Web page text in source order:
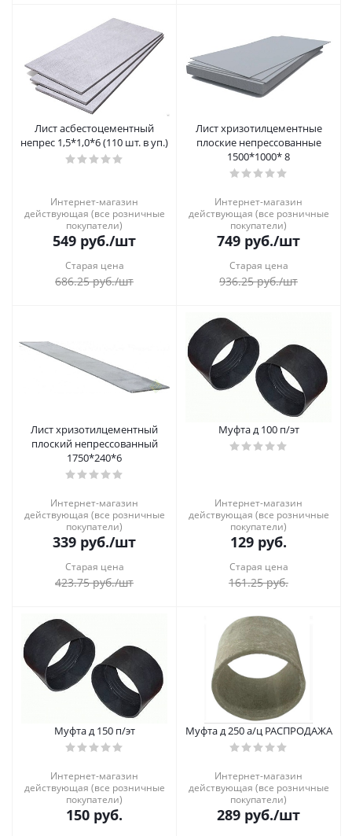
Лист асбестоцементный
непрес 1,5*1,0*6 (110 шт. в уп.)
Интернет-магазин
действующая (все розничные
покупатели)
549 руб./шт
Старая цена
686.25руб./шт
Лист хризотилцементные
плоские непрессованные
1500*1000* 8
Интернет-магазин
действующая (все розничные
покупатели)
749 руб./шт
Старая цена
936.25руб./шт
Лист хризотилцементный
плоский непрессованный
1750*240*6
Интернет-магазин
действующая (все розничные
покупатели)
339 руб./шт
Старая цена
423.75руб./шт
Муфта д 100 п/эт
Интернет-магазин
действующая (все розничные
покупатели)
129 руб.
Старая цена
161.25руб.
Муфта д 150 п/эт
Интернет-магазин
действующая (все розничные
покупатели)
150 руб.
Муфта д 250 а/ц РАСПРОДАЖА
Интернет-магазин
действующая (все розничные
покупатели)
289 руб./шт